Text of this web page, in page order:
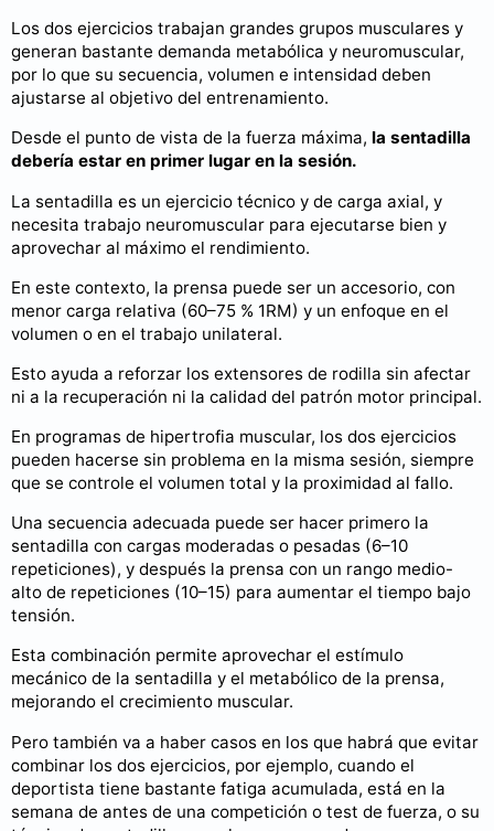
Los dos ejercicios trabajan grandes grupos musculares y
generan bastante demanda metabólica y neuromuscular,
por lo que su secuencia, volumen e intensidad deben
ajustarse al objetivo del entrenamiento.
Desde el punto de vista de la fuerza máxima, la sentadilla
debería estar en primer lugar en la sesión.
La sentadilla es un ejercicio técnico y de carga axial, y
necesita trabajo neuromuscular para ejecutarse bien y
aprovechar al máximo el rendimiento.
En este contexto, la prensa puede ser un accesorio, con
menor carga relativa (60–75 % 1RM) y un enfoque en el
volumen o en el trabajo unilateral.
Esto ayuda a reforzar los extensores de rodilla sin afectar
ni a la recuperación ni la calidad del patrón motor principal.
En programas de hipertrofia muscular, los dos ejercicios
pueden hacerse sin problema en la misma sesión, siempre
que se controle el volumen total y la proximidad al fallo.
Una secuencia adecuada puede ser hacer primero la
sentadilla con cargas moderadas o pesadas (6–10
repeticiones), y después la prensa con un rango medio-
alto de repeticiones (10–15) para aumentar el tiempo bajo
tensión.
Esta combinación permite aprovechar el estímulo
mecánico de la sentadilla y el metabólico de la prensa,
mejorando el crecimiento muscular.
Pero también va a haber casos en los que habrá que evitar
combinar los dos ejercicios, por ejemplo, cuando el
deportista tiene bastante fatiga acumulada, está en la
semana de antes de una competición o test de fuerza, o su